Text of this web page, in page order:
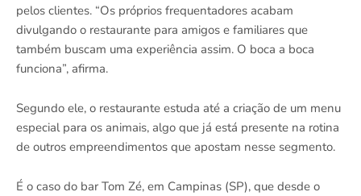
pelos clientes. “Os próprios frequentadores acabam
divulgando o restaurante para amigos e familiares que
também buscam uma experiência assim. O boca a boca
funciona”, afirma.
Segundo ele, o restaurante estuda até a criação de um menu
especial para os animais, algo que já está presente na rotina
de outros empreendimentos que apostam nesse segmento.
É o caso do bar Tom Zé, em Campinas (SP), que desde o